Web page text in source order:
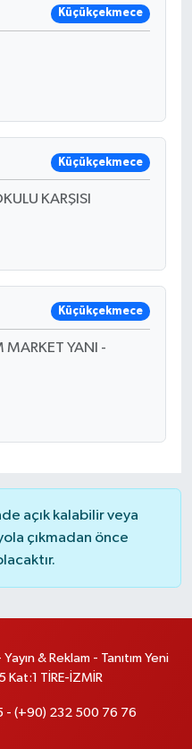
Küçükçekmece
Küçükçekmece
KARŞISI
Küçükçekmece
YANI -
açık kalabilir veya
çıkmadan önce
Yayın & Reklam - Tanıtım Yeni
Kat:1 TİRE-İZMİR
- (+90) 232 500 76 76